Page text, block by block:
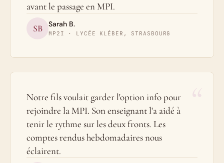
avant le passage en MPI.
SB Sarah B.
MP2I · LYCÉE KLÉBER, STRASBOURG
Notre fils voulait garder l'option info pour
rejoindre la MPI. Son enseignant l'a aidé à
tenir le rythme sur les deux fronts. Les
comptes rendus hebdomadaires nous
éclairent.